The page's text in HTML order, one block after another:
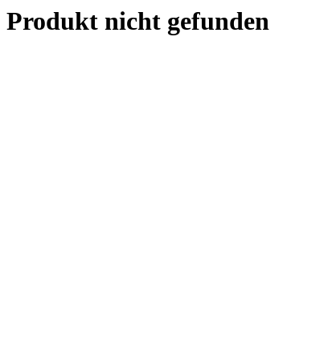
Produkt nicht gefunden